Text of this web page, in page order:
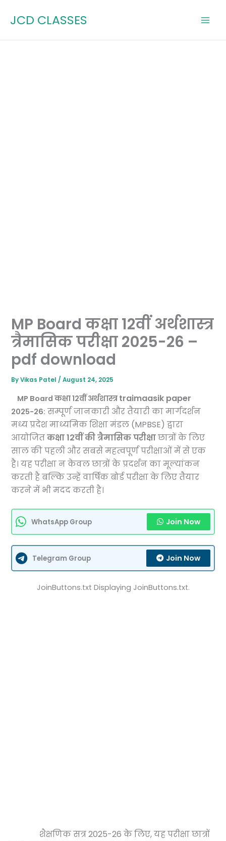
JCD CLASSES
MP Board कक्षा 12वीं अर्थशास्त्र
त्रैमासिक परीक्षा 2025-26 –
pdf download
ByVikas Patel/August 24, 2025
MP Board कक्षा 12वीं अर्थशास्त्र traimaasik paper
2025-26: सम्पूर्ण जानकारी और तैयारी का मार्गदर्शन
मध्य प्रदेश माध्यमिक शिक्षा मंडल (MPBSE) द्वारा
आयोजितकक्षा 12वीं की त्रैमासिक परीक्षाछात्रों के लिए
साल की पहली और सबसे महत्वपूर्ण परीक्षाओं में से एक
है। यह परीक्षा न केवल छात्रों के प्रदर्शन का मूल्यांकन
करती है बल्कि उन्हें वार्षिक बोर्ड परीक्षा के लिए तैयार
करने में भी मदद करती है।
WhatsApp Group Join Now
Telegram Group Join Now
JoinButtons.txt Displaying JoinButtons.txt.
शैक्षणिक सत्र 2025-26 के लिए, यह परीक्षा छात्रों